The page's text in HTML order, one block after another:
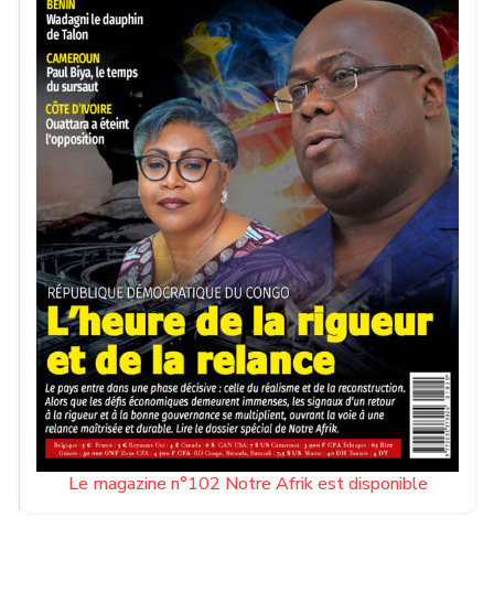
Le magazine n°102 Notre Afrik est disponible